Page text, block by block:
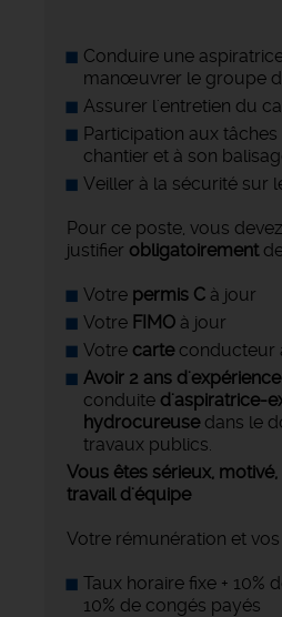
Conduire une
manœuvrer le groupe
Assurer l'entretien du
Participation aux
chantier et à son
Veiller à la sécurité sur
Pour ce poste, vous devez
justifier obligatoirement
Votre permis C à jour
Votre FIMO à jour
Votre carte conducteur
Avoir 2 ans d'expérience
conduite d'aspiratrice-
hydrocureusedans le
travaux publics.
Vous êtes sérieux,
travail d'équipe
Votre rémunération et vos
Taux horaire fixe + 10%
10% de congés payés